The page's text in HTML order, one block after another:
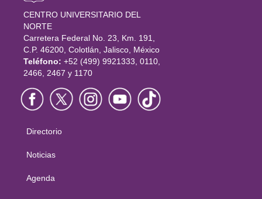
CENTRO UNIVERSITARIO DEL
NORTE
Carretera Federal No. 23, Km. 191,
C.P. 46200, Colotlán, Jalisco, México
Teléfono: +52 (499) 9921333, 0110,
2466, 2467 y 1170
Menú
principal
Directorio
Noticias
Agenda